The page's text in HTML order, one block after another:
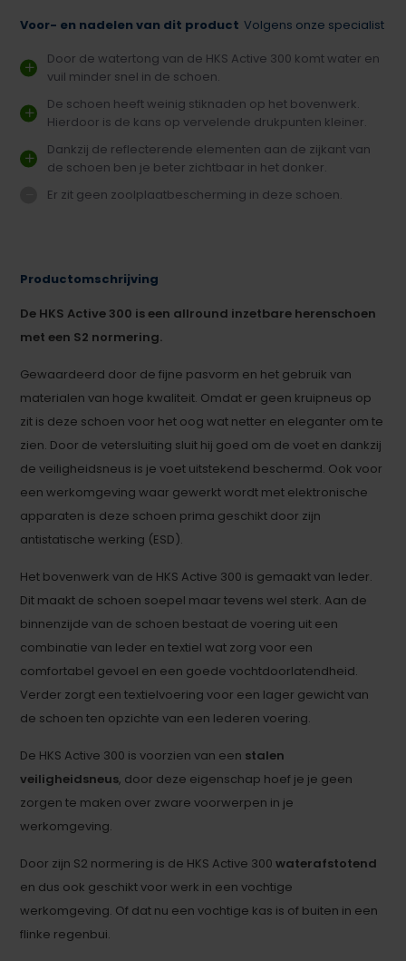
Voor- en nadelen van dit product Volgens onze specialist
Door de watertong van de HKS Active 300 komt water en
vuil minder snel in de schoen.
De schoen heeft weinig stiknaden op het bovenwerk.
Hierdoor is de kans op vervelende drukpunten kleiner.
Dankzij de reflecterende elementen aan de zijkant van
de schoen ben je beter zichtbaar in het donker.
Er zit geen zoolplaatbescherming in deze schoen.
Productomschrijving
De HKS Active 300 is een allround inzetbare herenschoen
met een S2 normering.
Gewaardeerd door de fijne pasvorm en het gebruik van
materialen van hoge kwaliteit. Omdat er geen kruipneus op
zit is deze schoen voor het oog wat netter en eleganter om te
zien. Door de vetersluiting sluit hij goed om de voet en dankzij
de veiligheidsneus is je voet uitstekend beschermd. Ook voor
een werkomgeving waar gewerkt wordt met elektronische
apparaten is deze schoen prima geschikt door zijn
antistatische werking (ESD).
Het bovenwerk van de HKS Active 300 is gemaakt van leder.
Dit maakt de schoen soepel maar tevens wel sterk. Aan de
binnenzijde van de schoen bestaat de voering uit een
combinatie van leder en textiel wat zorg voor een
comfortabel gevoel en een goede vochtdoorlatendheid.
Verder zorgt een textielvoering voor een lager gewicht van
de schoen ten opzichte van een lederen voering.
De HKS Active 300 is voorzien van een stalen
veiligheidsneus, door deze eigenschap hoef je je geen
zorgen te maken over zware voorwerpen in je
werkomgeving.
Door zijn S2 normering is de HKS Active 300waterafstotend
en dus ook geschikt voor werk in een vochtige
werkomgeving. Of dat nu een vochtige kas is of buiten in een
flinke regenbui.